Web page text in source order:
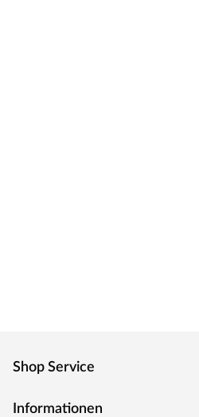
Shop Service
Informationen